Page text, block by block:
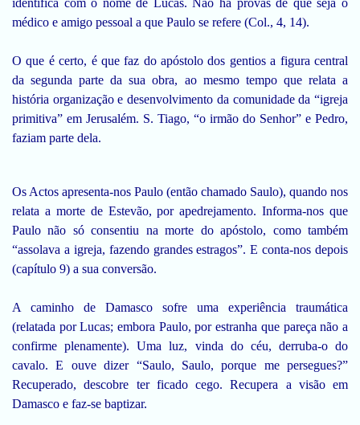
identifica com o nome de Lucas. Não há provas de que seja o
médico e amigo pessoal a que Paulo se refere (Col., 4, 14).
O que é certo, é que faz do apóstolo dos gentios a figura central
da segunda parte da sua obra, ao mesmo tempo que relata a
história organização e desenvolvimento da comunidade da “igreja
primitiva” em Jerusalém. S. Tiago, “o irmão do Senhor” e Pedro,
faziam parte dela.
Os Actos apresenta-nos Paulo (então chamado Saulo), quando nos
relata a morte de Estevão, por apedrejamento. Informa-nos que
Paulo não só consentiu na morte do apóstolo, como também
“assolava a igreja, fazendo grandes estragos”. E conta-nos depois
(capítulo 9) a sua conversão.
A caminho de Damasco sofre uma experiência traumática
(relatada por Lucas; embora Paulo, por estranha que pareça não a
confirme plenamente). Uma luz, vinda do céu, derruba-o do
cavalo. E ouve dizer “Saulo, Saulo, porque me persegues?”
Recuperado, descobre ter ficado cego. Recupera a visão em
Damasco e faz-se baptizar.